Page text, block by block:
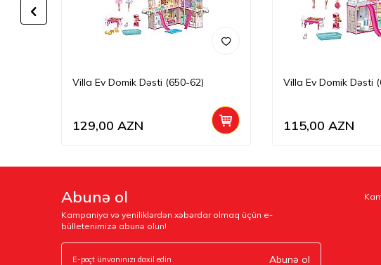
Villa Ev Domik Dəsti (650-62)
129,00 AZN
Villa Ev Domik Dəsti
115,00 AZN
Abunə ol
Kampaniya və yeniliklərdən xəbərdar olmaq üçün e-
bülletenimizə abunə olun!
Abunə ol